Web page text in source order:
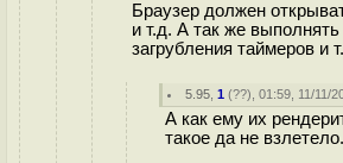
Браузер должен
и т.д. А так же
загрубления таймеров и
5.95 ,1 (??), 01:59, 11/11/
А как ему их
такое да не взлетело.